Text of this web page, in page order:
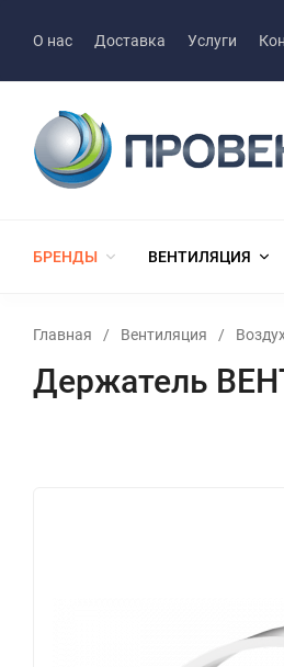
О нас Доставка Услуги
БРЕНДЫ ВЕНТИЛЯЦИЯ
Главная / Вентиляция /
Держатель